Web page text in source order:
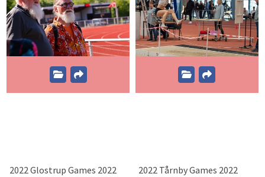
2022 Glostrup Games 2022 2022 Tårnby Games 2022